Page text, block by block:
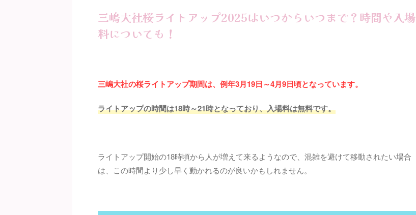
三嶋大社桜ライトアップ2025はいつからいつまで？時間や入場
料についても！
三嶋大社の桜ライトアップ期間は、例年3月19日～4月9日頃となっています。
ライトアップの時間は18時～21時となっており、入場料は無料です。
ライトアップ開始の18時頃から人が増えて来るようなので、混雑を避けて移動されたい場合
は、この時間より少し早く動かれるのが良いかもしれません。